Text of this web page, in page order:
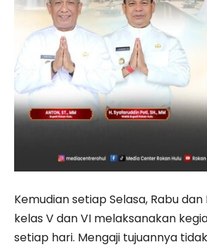
Kemudian setiap Selasa, Rabu
kelas V dan VI melaksanakan
setiap hari. Mengaji tujuannya